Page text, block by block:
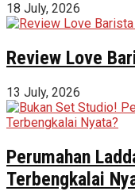
18 July, 2026
Review Love
13 July, 2026
Perumahan
Terbengkalai